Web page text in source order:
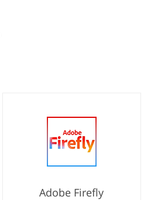
Adobe Firefly